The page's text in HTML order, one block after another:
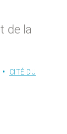
de la
CITÉ DU